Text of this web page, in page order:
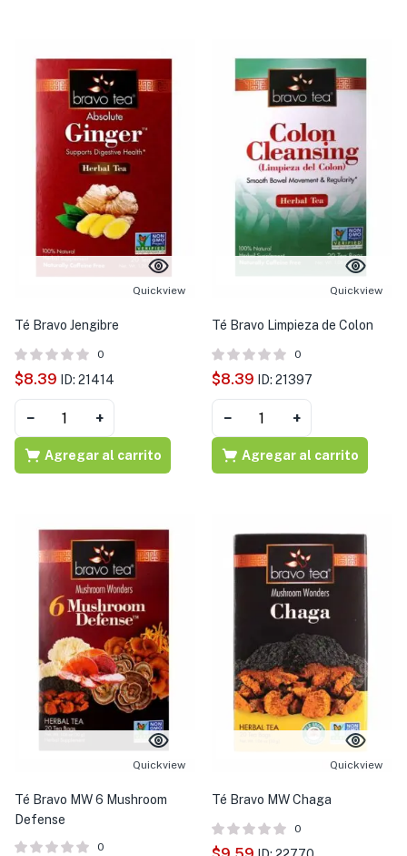
Quickview
Té Bravo Jengibre
0
$8.39 ID: 21414
− +
Agregar al carrito
Quickview
Té Bravo Limpieza de Colon
0
$8.39 ID: 21397
− +
Agregar al carrito
Quickview
Té Bravo MW 6 Mushroom
Defense
0
Quickview
Té Bravo MW Chaga
0